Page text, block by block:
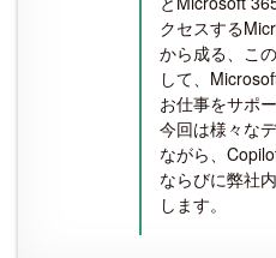
クセスする
から成る、こ
して、
お仕事をサポ
今回は様々な
ながら、
ならびに弊社
します。